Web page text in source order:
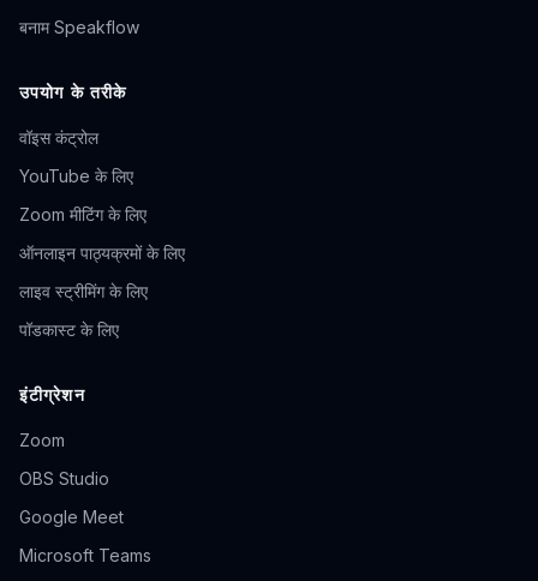
बनाम Speakflow
उपयोग के तरीके
वॉइस कंट्रोल
YouTube के लिए
Zoom मीटिंग के लिए
ऑनलाइन पाठ्यक्रमों के लिए
लाइव स्ट्रीमिंग के लिए
पॉडकास्ट के लिए
इंटीग्रेशन
Zoom
OBS Studio
Google Meet
Microsoft Teams